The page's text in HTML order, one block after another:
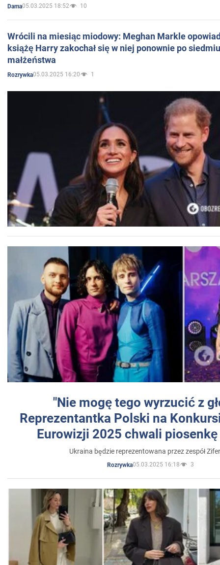
Dama05.03.2025 18:52 10
Wrócili na miesiąc miodowy: Meghan Markle
książę Harry zakochał się w niej ponownie po
małżeństwa
Rozrywka05.03.2025 16:20 1
"Nie mogę tego wyrzucić z
Reprezentantka Polski na
Eurowizji 2025 chwali
Ukraina będzie reprezentowana przez zespół
Rozrywka05.03.2025 16:18 3